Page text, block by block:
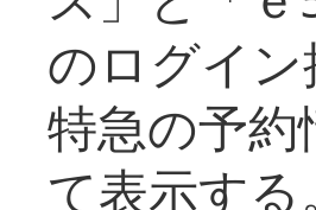
のログイ
特急の予
て表示す